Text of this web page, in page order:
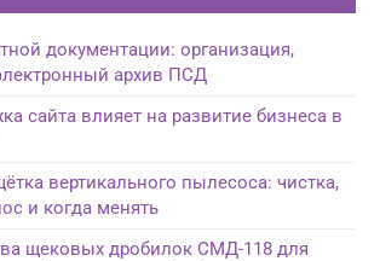
документации: организация,
архив ПСД
сайта влияет на развитие бизнеса в
вертикального пылесоса: чистка,
и когда менять
щековых дробилок СМД-118 для